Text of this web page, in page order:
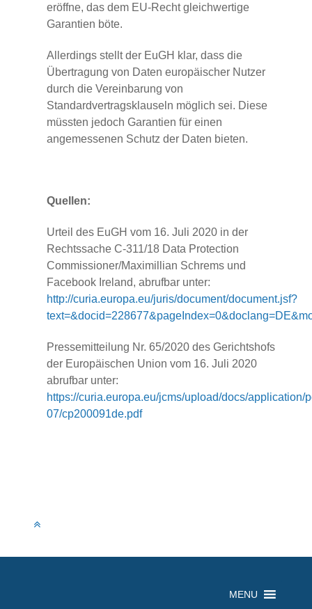
eröffne, das dem EU-Recht gleichwertige
Garantien böte.
Allerdings stellt der EuGH klar, dass die
Übertragung von Daten europäischer Nutzer
durch die Vereinbarung von
Standardvertragsklauseln möglich sei. Diese
müssten jedoch Garantien für einen
angemessenen Schutz der Daten bieten.
Quellen:
Urteil des EuGH vom 16. Juli 2020 in der
Rechtssache C-311/18 Data Protection
Commissioner/Maximillian Schrems und
Facebook Ireland, abrufbar unter:
http://curia.europa.eu/juris/document/document.jsf?
Pressemitteilung Nr. 65/2020 des Gerichtshofs
der Europäischen Union vom 16. Juli 2020
abrufbar unter:
https://curia.europa.eu/jcms/upload/docs/application/
07/cp200091de.pdf
MENU